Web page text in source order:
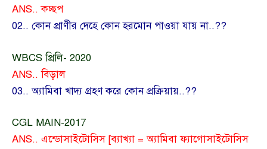
ANS.. কচ্ছপ
02.. কোন প্রাণীর দেহে কোন হরমোন পাওয়া যায় না..??
WBCS প্রিলি- 2020
ANS.. বিড়াল
03.. অ্যামিবা খাদ্য গ্রহণ করে কোন প্রক্রিয়ায়..??
CGL MAIN-2017
ANS.. এন্ডোসাইটোসিস [ব্যাখ্যা = অ্যামিবা ফ্যাগোসাইটোসিস